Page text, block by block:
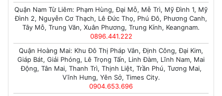
Quận Nam Từ Liêm: Phạm Hùng, Đại Mỗ, Mễ Trì, Mỹ Đình 1, Mỹ
Đình 2, Nguyễn Cơ Thạch, Lê Đức Thọ, Phú Đô, Phương Canh,
Tây Mỗ, Trung Văn, Xuân Phương, Trung Kính, Keangnam.
0896.441.222
Quận Hoàng Mai: Khu Đô Thị Pháp Vân, Định Công, Đại Kim,
Giáp Bát, Giải Phóng, Lê Trọng Tấn, Linh Đàm, Lĩnh Nam, Mai
Động, Tân Mai, Thanh Trì, Thịnh Liệt, Trần Phú, Tương Mai,
Vĩnh Hưng, Yên Sở, Times City.
0904.653.696